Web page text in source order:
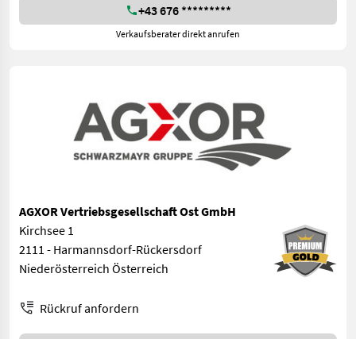
+43 676 *********
Verkaufsberater direkt anrufen
AGXOR Vertriebsgesellschaft Ost GmbH
Kirchsee 1
2111 - Harmannsdorf-Rückersdorf
Niederösterreich Österreich
Rückruf anfordern